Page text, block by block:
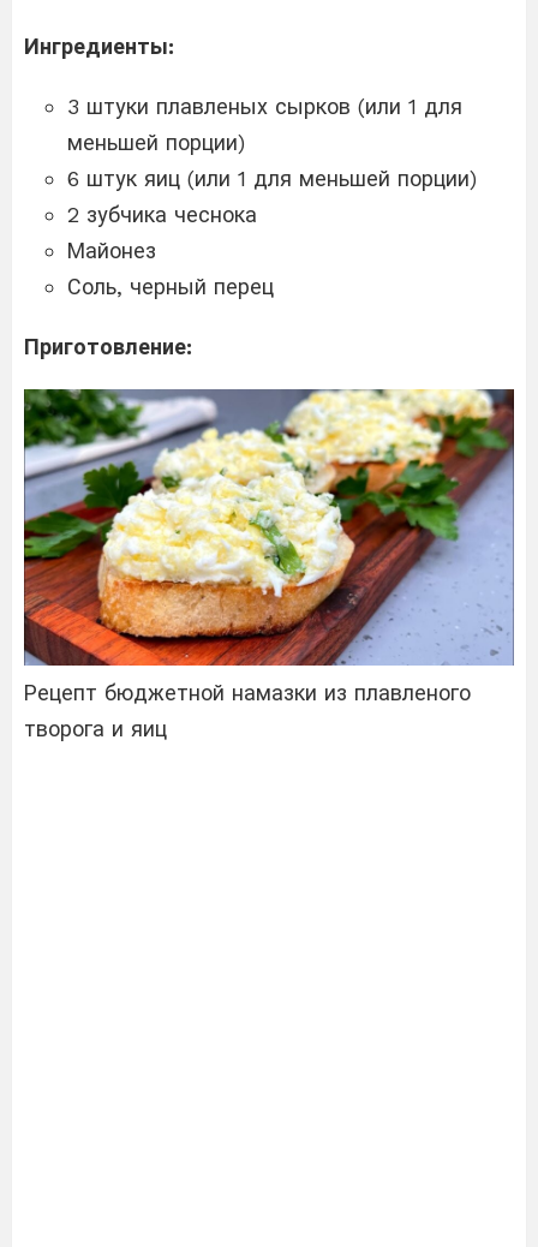
Ингредиенты:
3 штуки плавленых сырков (или 1 для
меньшей порции)
6 штук яиц (или 1 для меньшей порции)
2 зубчика чеснока
Майонез
Соль, черный перец
Приготовление:
Рецепт бюджетной намазки из плавленого
творога и яиц